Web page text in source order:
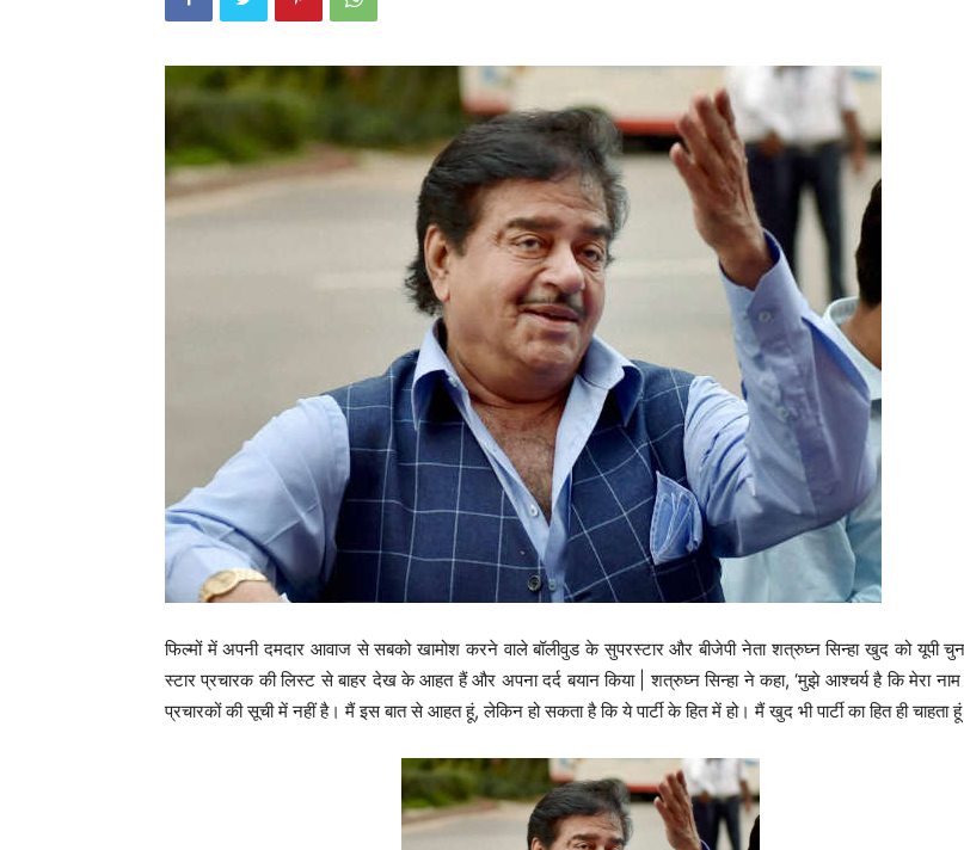
फिल्मों में अपनी दमदार आवाज से सबको खामोश करने वाले बॉलीवुड के सुपरस्टार और बीजेपी नेता शत्रुघ्न सिन्हा खुद को यूपी
स्टार प्रचारक की लिस्ट से बाहर देख के आहत हैं और अपना दर्द बयान किया | शत्रुघ्न सिन्हा ने कहा, ‘मुझे आश्चर्य है कि मेरा नाम
प्रचारकों की सूची में नहीं है। मैं इस बात से आहत हूं, लेकिन हो सकता है कि ये पार्टी के हित में हो। मैं खुद भी पार्टी का हित ही चाहता